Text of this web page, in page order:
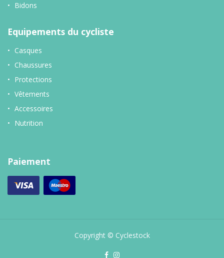
Bidons
Equipements du cycliste
Casques
Chaussures
Protections
Vêtements
Accessoires
Nutrition
Paiement
Copyright © Cyclestock